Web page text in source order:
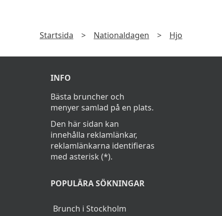
Startsida > Nationaldagen > Hjo
INFO
Bästa bruncher och
menyer samlad på en plats.
Den här sidan kan
innehålla reklamlänkar,
reklamlänkarna identifieras
med asterisk (*).
POPULÄRA SÖKNINGAR
Brunch i Stockholm